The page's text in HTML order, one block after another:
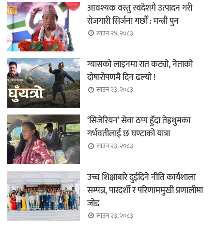
आवश्यक वस्तु स्वदेशमै उत्पादन गरी
रोजगारी सिर्जना गर्छौँ : मन्त्री पुन
साउन २४, २०८३
ग्यासको लाइनमा रात कट्यो, नेताको
दोषारोपणमै दिन ढल्यो !
साउन २३, २०८३
‘सिजेरियन’ सेवा ठप्प हुँदा तेह्रथुमका
गर्भवतीलाई छ घण्टाको यात्रा
साउन २३, २०८३
उच्च शिक्षाबारे दुईदिने नीति कार्यशाला
सम्पन्न, पारदर्शी र परिणाममुखी प्रणालीमा
जोड
साउन २३, २०८३